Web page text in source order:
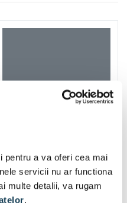
pentru a va oferi cea mai
servicii nu ar functiona
multe detalii, va rugam
.